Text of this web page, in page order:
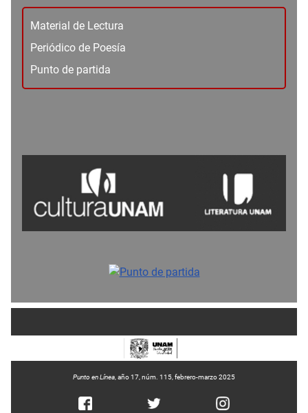
Material de Lectura
Periódico de Poesía
Punto de partida
Punto en Línea , año 17, núm. 115, febrero-marzo 2025